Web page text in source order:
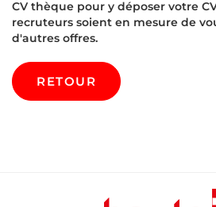
CV thèque pour y déposer votre
recruteurs soient en mesure de
d'autres offres.
RETOUR